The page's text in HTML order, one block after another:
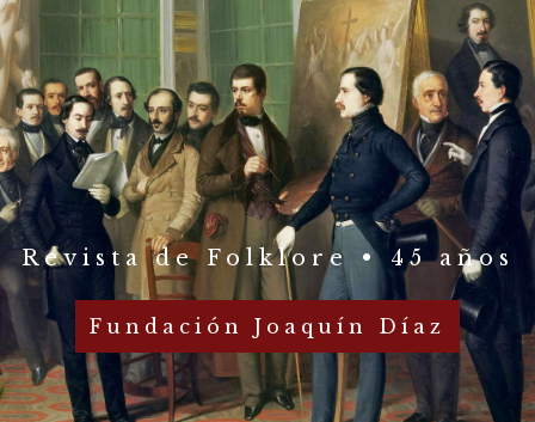
Revista de Folklore • 45 años
Fundación Joaquín Díaz